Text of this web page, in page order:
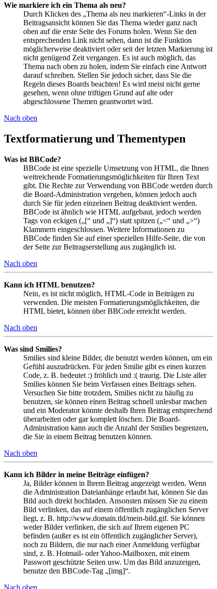
Wie markiere ich ein Thema als neu?
Durch Klicken des „Thema als neu markieren“-Links in der
Beitragsansicht können Sie das Thema wieder ganz nach
oben auf die erste Seite des Forums holen. Wenn Sie den
entsprechenden Link nicht sehen, dann ist die Funktion
möglicherweise deaktiviert oder seit der letzten Markierung ist
nicht genügend Zeit vergangen. Es ist auch möglich, das
Thema nach oben zu holen, indem Sie einfach eine Antwort
darauf schreiben. Stellen Sie jedoch sicher, dass Sie die
Regeln dieses Boards beachten! Es wird meist nicht gerne
gesehen, wenn ohne triftigen Grund auf alte oder
abgeschlossene Themen geantwortet wird.
Nach oben
Textformatierung und Thementypen
Was ist BBCode?
BBCode ist eine spezielle Umsetzung von HTML, die Ihnen
weitreichende Formatierungsmöglichkeiten für Ihren Text
gibt. Die Rechte zur Verwendung von BBCode werden durch
die Board-Administration vergeben, können jedoch auch
durch Sie für jeden einzelnen Beitrag deaktiviert werden.
BBCode ist ähnlich wie HTML aufgebaut, jedoch werden
Tags von eckigen („[“ und „]“) statt spitzen („<“ und „>“)
Klammern eingeschlossen. Weitere Informationen zu
BBCode finden Sie auf einer speziellen Hilfe-Seite, die von
der Seite zur Beitragserstellung aus zugänglich ist.
Nach oben
Kann ich HTML benutzen?
Nein, es ist nicht möglich, HTML-Code in Beiträgen zu
verwenden. Die meisten Formatierungsmöglichkeiten, die
HTML bietet, können über BBCode erreicht werden.
Nach oben
Was sind Smilies?
Smilies sind kleine Bilder, die benutzt werden können, um ein
Gefühl auszudrücken. Für jeden Smilie gibt es einen kurzen
Code, z. B. bedeutet :) fröhlich und :( traurig. Die Liste aller
Smilies können Sie beim Verfassen eines Beitrags sehen.
Versuchen Sie bitte trotzdem, Smilies nicht zu häufig zu
benutzen, sie können einen Beitrag schnell unlesbar machen
und ein Moderator könnte deshalb Ihren Beitrag entsprechend
überarbeiten oder gar komplett löschen. Die Board-
Administration kann auch die Anzahl der Smilies begrenzen,
die Sie in einem Beitrag benutzen können.
Nach oben
Kann ich Bilder in meine Beiträge einfügen?
Ja, Bilder können in Ihrem Beitrag angezeigt werden. Wenn
die Administration Dateianhänge erlaubt hat, können Sie das
Bild auch direkt hochladen. Ansonsten müssen Sie zu einem
Bild verlinken, das auf einem öffentlich zugänglichen Server
liegt, z. B. http://www.domain.tld/mein-bild.gif. Sie können
weder Bilder verlinken, die sich auf Ihrem eigenen PC
befinden (außer es ist ein öffentlich zugänglicher Server),
noch zu Bildern, die nur nach einer Anmeldung verfügbar
sind, z. B. Hotmail- oder Yahoo-Mailboxen, mit einem
Passwort geschützte Seiten usw. Um das Bild anzuzeigen,
benutze den BBCode-Tag „[img]“.
Nach oben